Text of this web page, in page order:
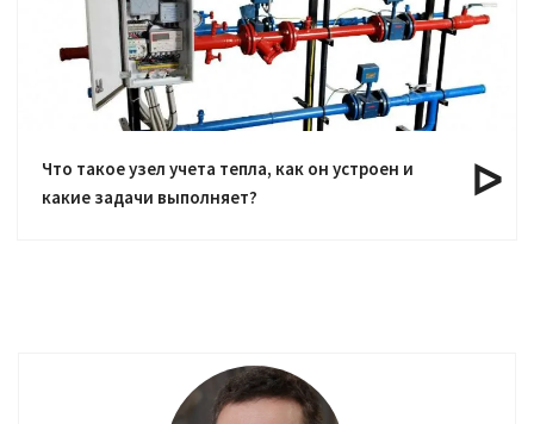
Что такое узел учета тепла, как он устроен и
какие задачи выполняет?